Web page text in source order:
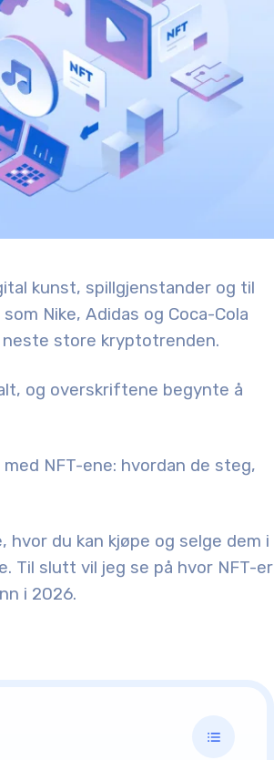
kunst, spillgjenstander og til
Nike, Adidas og Coca-Cola
neste store kryptotrenden.
og overskriftene begynte å
NFT-ene: hvordan de steg,
du kan kjøpe og selge dem i
Til slutt vil jeg se på hvor NFT-er
i 2026.